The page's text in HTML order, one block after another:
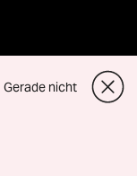
Gerade nicht